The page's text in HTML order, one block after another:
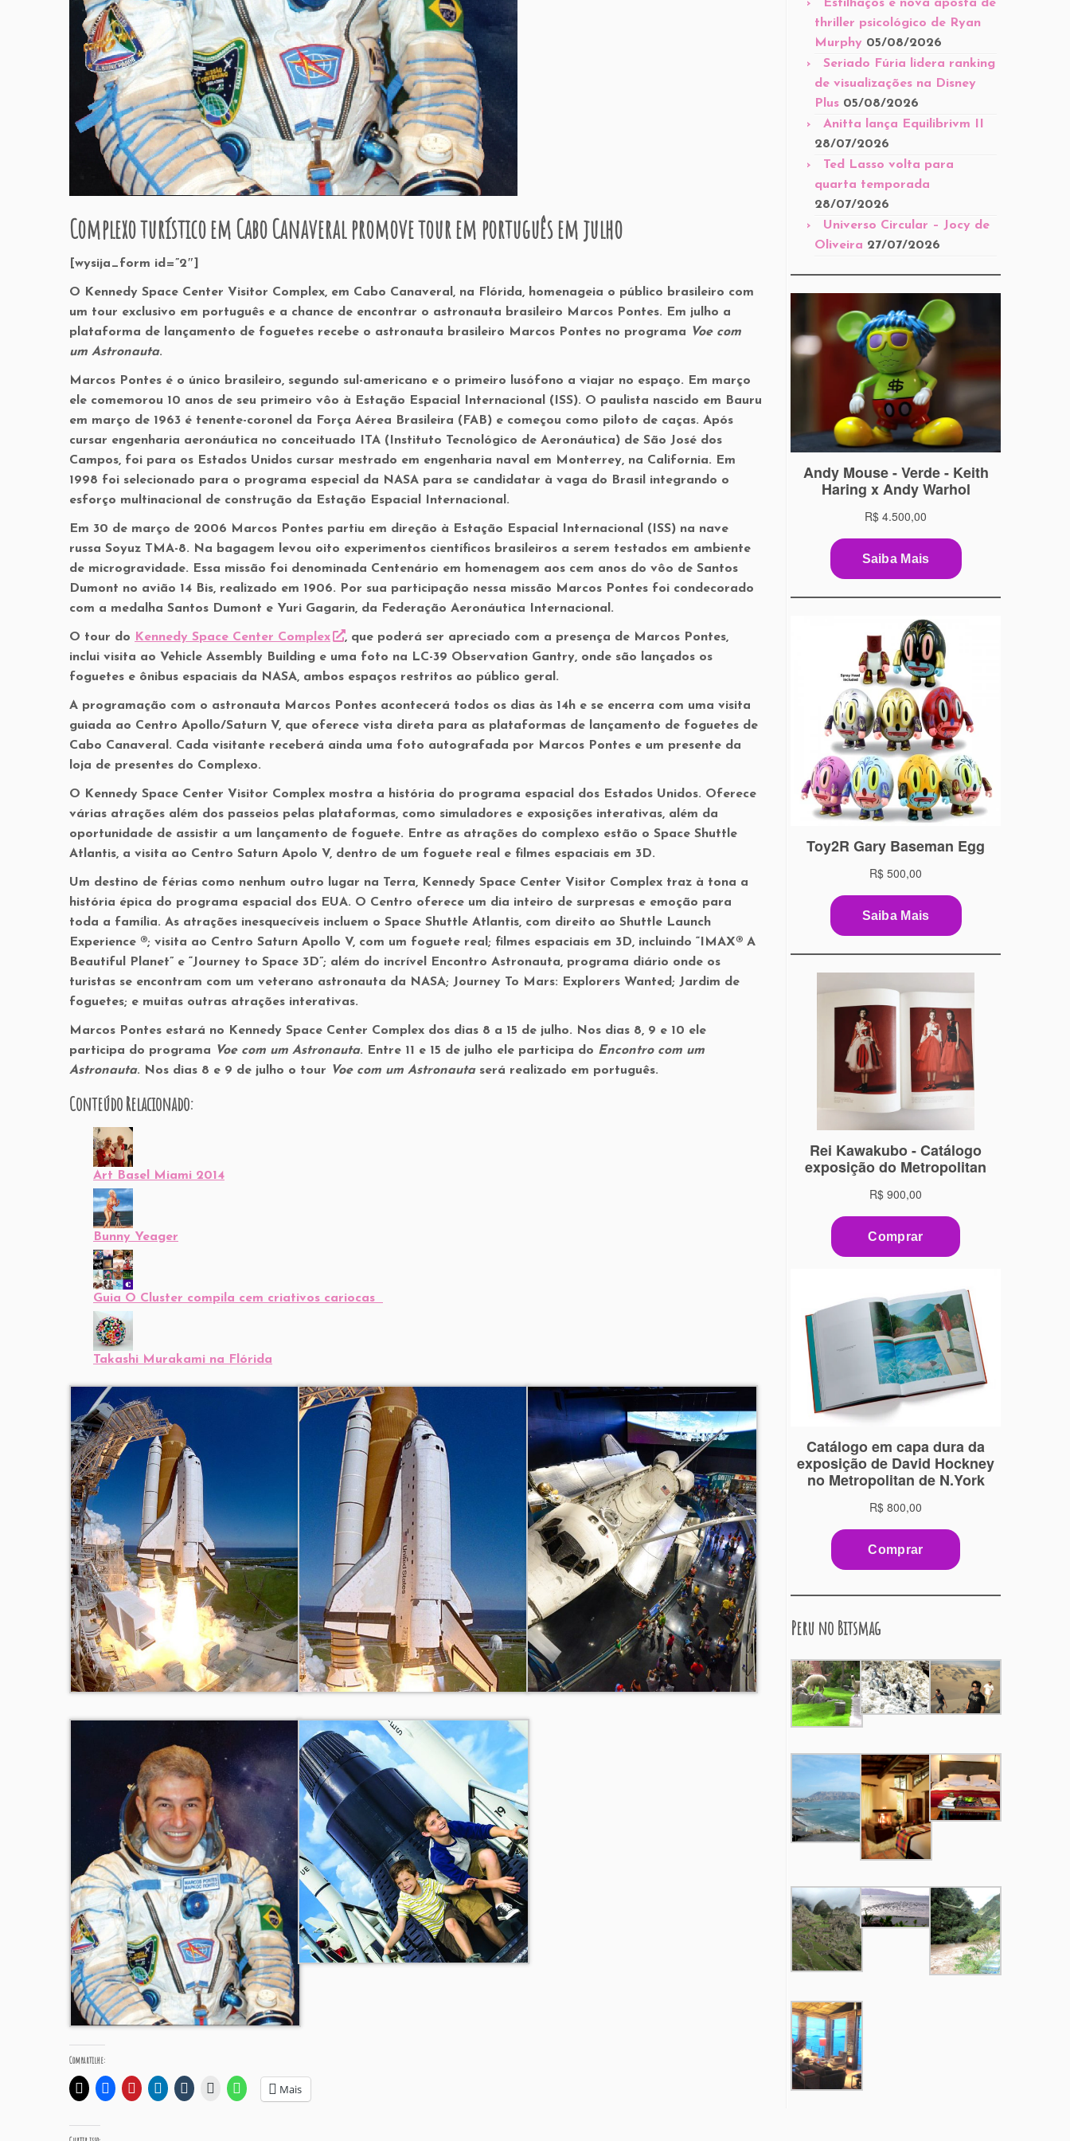
Complexo turístico em Cabo Canaveral promove tour em português em julho
[wysija_form id=”2″]
O
Kennedy Space Center Visitor Complex, em Cabo Canaveral, na Flórida, homenageia o público brasileiro com
um tour exclusivo em português e a chance de encontrar o astronauta brasileiro Marcos Pontes. Em julho a
plataforma de lançamento de foguetes recebe o astronauta brasileiro Marcos Pontes no programa
Voe com
um Astronauta.
Marcos Pontes é o único brasileiro, segundo sul-americano e o primeiro lusófono a viajar no espaço. Em março
ele comemorou 10 anos de seu primeiro vôo à Estação Espacial Internacional (ISS). O paulista nascido em Bauru
em março de 1963 é tenente-coronel da Força Aérea Brasileira (FAB) e começou como piloto de caças. Após
cursar engenharia aeronáutica no conceituado ITA (Instituto Tecnológico de Aeronáutica) de São José dos
Campos, foi para os Estados Unidos cursar mestrado em engenharia naval em Monterrey, na California. Em
1998 foi selecionado para o programa especial da NASA para se candidatar à vaga do Brasil integrando o
esforço multinacional de construção da Estação Espacial Internacional.
Em 30 de março de 2006 Marcos Pontes partiu em direção à Estação Espacial Internacional (ISS) na nave
russa Soyuz TMA-8. Na bagagem levou oito experimentos científicos brasileiros a serem testados em ambiente
de microgravidade. Essa missão foi denominada Centenário em homenagem aos cem anos do vôo de Santos
Dumont no avião 14 Bis, realizado em 1906. Por sua participação nessa missão Marcos Pontes foi condecorado
com a medalha Santos Dumont e Yuri Gagarin, da Federação Aeronáutica Internacional.
O tour do Kennedy Space Center Complex
, que poderá ser apreciado com a presença de Marcos Pontes,
inclui visita ao Vehicle Assembly Building e uma foto na LC-39 Observation Gantry, onde são lançados os
foguetes e ônibus espaciais da NASA, ambos espaços restritos ao público geral.
A programação com o astronauta Marcos Pontes acontecerá todos os dias às 14h e se encerra com uma visita
guiada ao Centro Apollo/Saturn V, que oferece vista direta para as plataformas de lançamento de foguetes de
Cabo Canaveral . Cada visitante receberá ainda uma foto autografada por Marcos Pontes e um presente da
loja de presentes do Complexo.
O Kennedy Space Center Visitor Complex mostra a história do programa espacial dos Estados Unidos. Oferece
várias atrações além dos passeios pelas plataformas, como simuladores e exposições interativas, além da
oportunidade de assistir a um lançamento de foguete. Entre as atrações do complexo estão o Space Shuttle
Atlantis, a visita ao Centro Saturn Apolo V, dentro de um foguete real e filmes espaciais em 3D.
Um destino de férias como nenhum outro lugar na Terra, Kennedy Space Center Visitor Complex traz à tona a
história épica do programa espacial dos EUA. O Centro oferece um dia inteiro de surpresas e emoção para
toda a família. As atrações inesquecíveis incluem o Space Shuttle Atlantis, com direito ao Shuttle Launch
Experience ®; visita ao Centro Saturn Apollo V, com um foguete real; filmes espaciais em 3D, incluindo “IMAX® A
Beautiful Planet” e “Journey to Space 3D”; além do incrível Encontro Astronauta, programa diário onde os
turistas se encontram com um veterano astronauta da NASA; Journey To Mars: Explorers Wanted; Jardim de
foguetes; e muitas outras atrações interativas.
Marcos Pontes estará no Kennedy Space Center Complex dos dias 8 a 15 de julho. Nos dias 8, 9 e 10 ele
participa do programa
Voe com um Astronauta. Entre 11 e 15 de julho ele participa do Encontro com um
Astronauta. Nos dias 8 e 9 de julho o tour Voe com um Astronautaserá realizado em português.
Conteúdo Relacionado:
Art Basel Miami 2014
Bunny Yeager
Guia O Cluster compila cem criativos cariocas
Takashi Murakami na Flórida
Compartilhe:
Mais
Estilhaços é nova aposta de
thriller psicológico de Ryan
Murphy 05/08/2026
Seriado Fúria lidera ranking
de visualizações na Disney
Plus 05/08/2026
Anitta lança Equilibrivm II
28/07/2026
Ted Lasso volta para
quarta temporada
28/07/2026
Universo Circular – Jocy de
Oliveira 27/07/2026
Peru no Bitsmag